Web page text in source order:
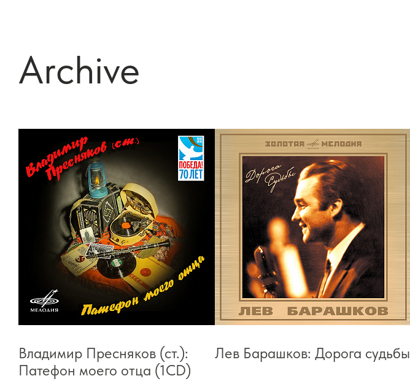
Archive
Владимир Пресняков (cт.):
Патефон моего отца (1CD)
Лев Барашков: Дорога судьбы